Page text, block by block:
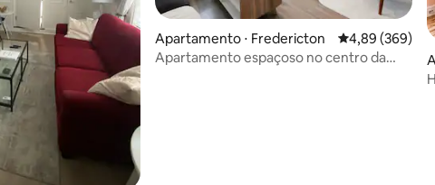
141 avaliações Apartamento ⋅ Fredericton 4,89 de uma
4,89 (369)
Apartamento espaçoso no centro da